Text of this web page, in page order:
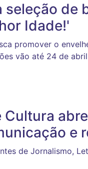
de
Idade!'
promover o
vão até 24 de abril
e
de Jornalismo,